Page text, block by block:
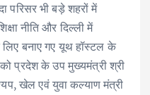
परिसर भी बड़े शहरों में
नीति और दिल्ली में
लिए बनाए गए यूथ हॉस्टल के
प्रदेश के उप मुख्यमंत्री श्री
खेल एवं युवा कल्याण मंत्री